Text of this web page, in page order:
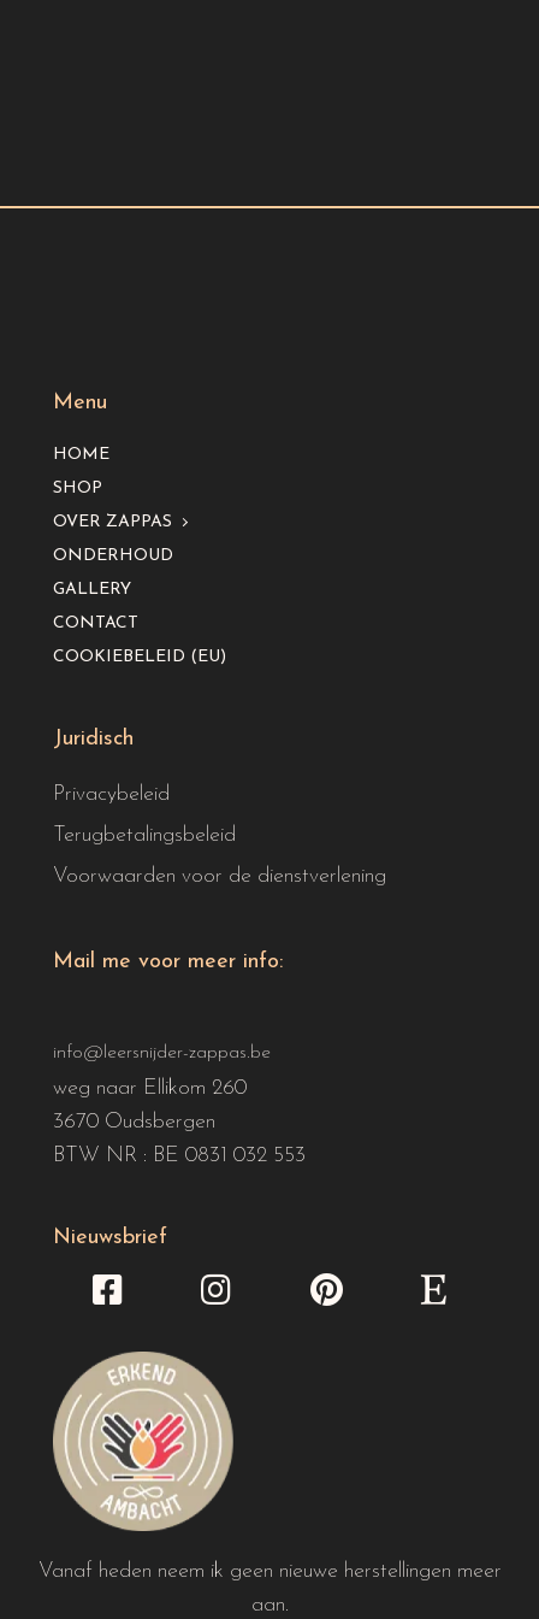
Menu
HOME
SHOP
OVER ZAPPAS
ONDERHOUD
GALLERY
CONTACT
COOKIEBELEID (EU)
Juridisch
Privacybeleid
Terugbetalingsbeleid
Voorwaarden voor de dienstverlening
Mail me voor meer info:
info@leersnijder-zappas.be
weg naar Ellikom 260
3670 Oudsbergen
BTW NR : BE 0831 032 553
Nieuwsbrief
Vanaf heden neem ik geen nieuwe herstellingen meer
aan.